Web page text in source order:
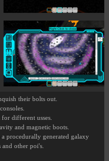
their bolts out.
different usses.
and magnetic boots.
procedurally generated galaxy
other poi's.